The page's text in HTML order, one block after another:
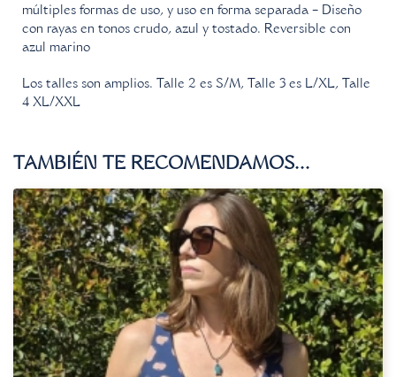
múltiples formas de uso, y uso en forma separada – Diseño
con rayas en tonos crudo, azul y tostado. Reversible con
azul marino
Los talles son amplios. Talle 2 es S/M, Talle 3 es L/XL, Talle
4 XL/XXL
TAMBIÉN TE RECOMENDAMOS…